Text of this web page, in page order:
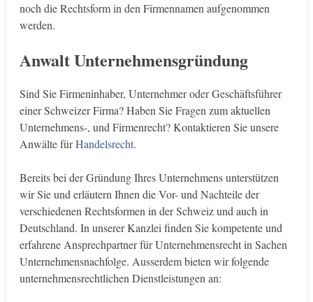
noch die Rechtsform in den Firmennamen aufgenommen
werden.
Anwalt Unternehmensgründung
Sind Sie Firmeninhaber, Unternehmer oder Geschäftsführer
einer Schweizer Firma? Haben Sie Fragen zum aktuellen
Unternehmens-, und Firmenrecht? Kontaktieren Sie unsere
Anwälte fürHandelsrecht.
Bereits bei der Gründung Ihres Unternehmens unterstützen
wir Sie und erläutern Ihnen die Vor- und Nachteile der
verschiedenen Rechtsformen in der Schweiz und auch in
Deutschland. In unserer Kanzlei finden Sie kompetente und
erfahrene Ansprechpartner für Unternehmensrecht in Sachen
Unternehmensnachfolge. Ausserdem bieten wir folgende
unternehmensrechtlichen Dienstleistungen an: